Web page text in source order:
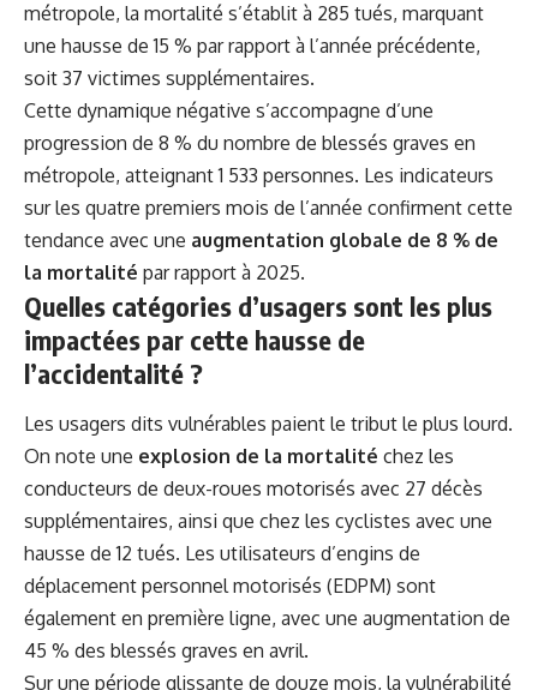
métropole, la mortalité s’établit à 285 tués, marquant
une hausse de 15 % par rapport à l’année précédente,
soit 37 victimes supplémentaires.
Cette dynamique négative s’accompagne d’une
progression de 8 % du nombre de blessés graves en
métropole, atteignant 1 533 personnes. Les indicateurs
sur les quatre premiers mois de l’année confirment cette
tendance avec une augmentation globale de 8 % de
la mortalité par rapport à 2025.
Quelles catégories d’usagers sont les plus
impactées par cette hausse de
l’accidentalité ?
Les usagers dits vulnérables paient le tribut le plus lourd.
On note une explosion de la mortalité chez les
conducteurs de deux-roues motorisés avec 27 décès
supplémentaires, ainsi que chez les cyclistes avec une
hausse de 12 tués. Les utilisateurs d’engins de
déplacement personnel motorisés (EDPM) sont
également en première ligne, avec une augmentation de
45 % des blessés graves en avril.
Sur une période glissante de douze mois, la vulnérabilité